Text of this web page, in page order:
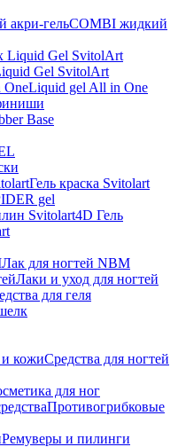
COMBI жидкий
Gel SvitolArt
Liquid gel All in One
Base
Гель краска Svitolart
gel
4D Гель
Лак для ногтей NBM
Лаки и уход для ногтей
для геля
Средства для ногтей
для ног
Противогрибковые
Ремуверы и пилинги